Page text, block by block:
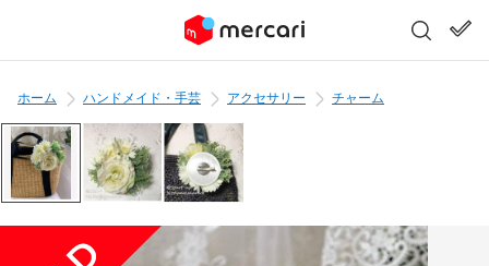
ホーム ハンドメイド・手芸 アクセサリー チャーム